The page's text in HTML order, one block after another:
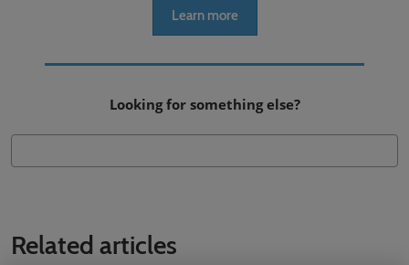
Learn more
Looking for something else?
Related articles